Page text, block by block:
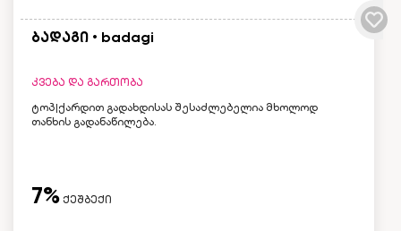
ბადაგი • badagi
კვება და გართობა
ტოპ|ქარდით გადახდისას შესაძლებელია მხოლოდ
თანხის გადანაწილება.
7% ქეშბექი